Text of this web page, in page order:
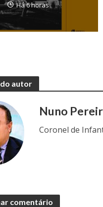
Há 6 horas
autor
Nuno
Coronel de
comentário